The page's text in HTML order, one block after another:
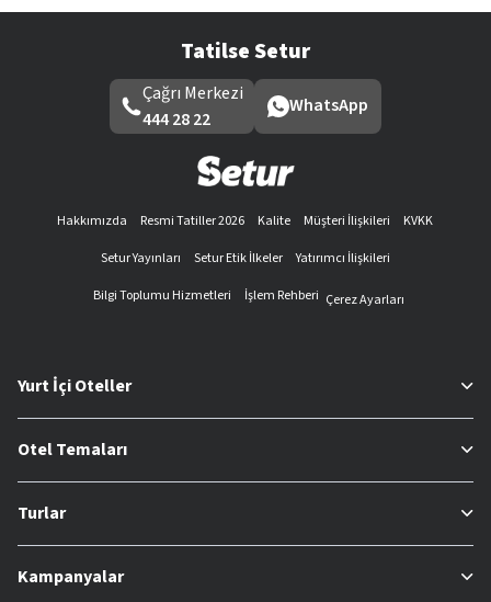
Tatilse Setur
Çağrı Merkezi
444 28 22
WhatsApp
Hakkımızda Resmi Tatiller 2026 Kalite Müşteri İlişkileri
KVKK
Setur Yayınları
Setur Etik İlkeler
Yatırımcı İlişkileri
Bilgi Toplumu Hizmetleri
İşlem Rehberi Çerez Ayarları
Yurt İçi Oteller
Otel Temaları
Turlar
Kampanyalar